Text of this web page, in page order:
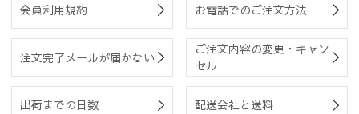
会員利用規約 お電話でのご注文方法
注文完了メールが届かない
ご注文内容の変更・キャン
セル
出荷までの日数 配送会社と送料